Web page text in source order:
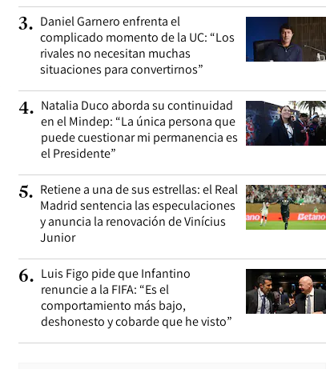
3. Daniel Garnero enfrenta el
complicado momento de la UC: “Los
rivales no necesitan muchas
situaciones para convertirnos”
4. Natalia Duco aborda su continuidad
en el Mindep: “La única persona que
puede cuestionar mi permanencia es
el Presidente”
5. Retiene a una de sus estrellas: el Real
Madrid sentencia las especulaciones
y anuncia la renovación de Vinícius
Junior
6. Luis Figo pide que Infantino
renuncie a la FIFA: “Es el
comportamiento más bajo,
deshonesto y cobarde que he visto”